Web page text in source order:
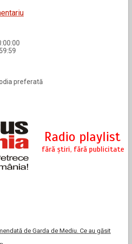
preferată
de Garda de Mediu. Ce au găsit